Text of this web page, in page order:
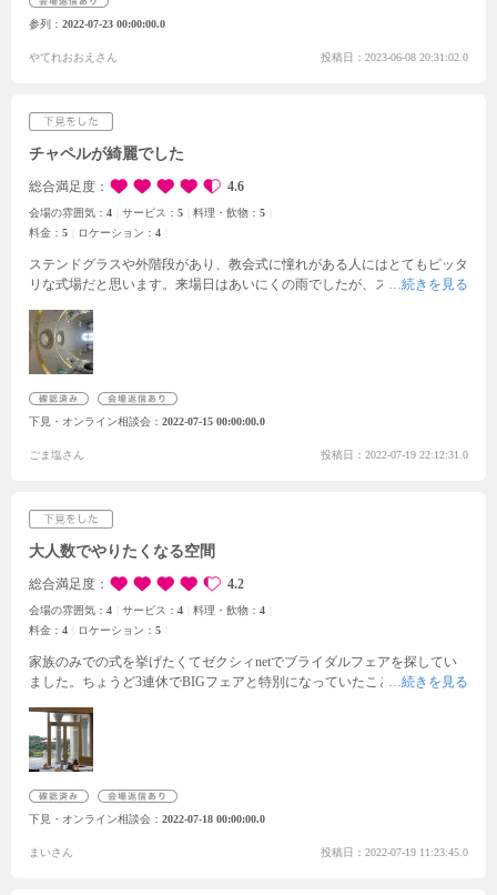
があり驚きました。華やかでゴージャスな演出が好みのカップルさんには
ぴったりの式場だと感じました。
参列 2022-07-23 00:00:00.0
やてれおおえさん 投稿日：2023-06-08 20:31:02.0
チャペルが綺麗でした
総合満足度 4.6
会場の雰囲気： 4 サービス： 5 料理・飲物： 5
料金： 5 ロケーション： 4
ステンドグラスや外階段があり、教会式に憧れがある人にはとてもピッタ
リな式場だと思います。 来場日はあいにくの雨でしたが、ステンドグラス
プライベートガーデンも綺麗で、夕日が映えるそうです。前撮りの時は半
日ほどかけてじっくり撮影ができるとのことで、夕日やライトアップされ
たチャペルを背景にした写真が撮れるのが素敵です。
で空間を埋めるとのことでしたが、どうしても多少は寂しい感じがしてし
まいそうなのは気になりました。レーザーライトを使った演出があった
には向いている会場だと思います。
下見・オンライン相談会 2022-07-15 00:00:00.0
ごま塩さん 投稿日：2022-07-19 22:12:31.0
大人数でやりたくなる空間
総合満足度 4.2
会場の雰囲気： 4 サービス： 4 料理・飲物： 4
料金： 4 ロケーション： 5
家族のみでの式を挙げたくてゼクシィnetでブライダルフェアを探してい
ました。ちょうど3連休でBIGフェアと特別になっていたこともあり、こ
それを当日は貸切で使えるということ、雄物川に隣接しているので庭園の
ロケーションがとても良く、水の音と風草花がとてもきれいでした。チャ
ペルから出てすぐ大階段でフラワーシャワーなどあり、大階段をおりたら
て頂いたスタッフの方も、知りたい部分を丁寧に教えて下さり、わかりや
すかったです。お料理もとてもボリュームがあり食べ応えがありましたし
下見・オンライン相談会 2022-07-18 00:00:00.0
まいさん 投稿日：2022-07-19 11:23:45.0